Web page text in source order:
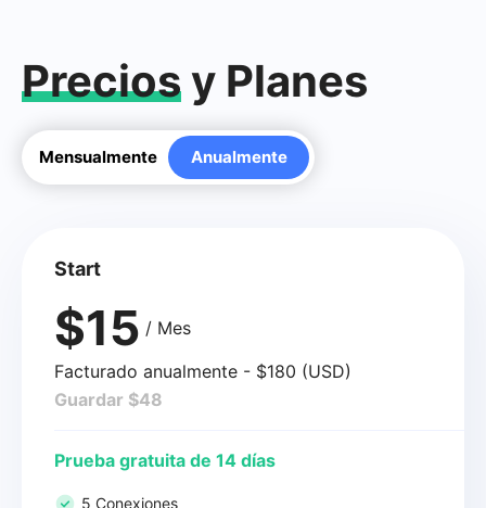
Preciosy Planes
Mensualmente Anualmente
Start
$15 / Mes
Facturado anualmente - $180 (USD)
Guardar $48
Prueba gratuita de 14 días
5 Conexiones